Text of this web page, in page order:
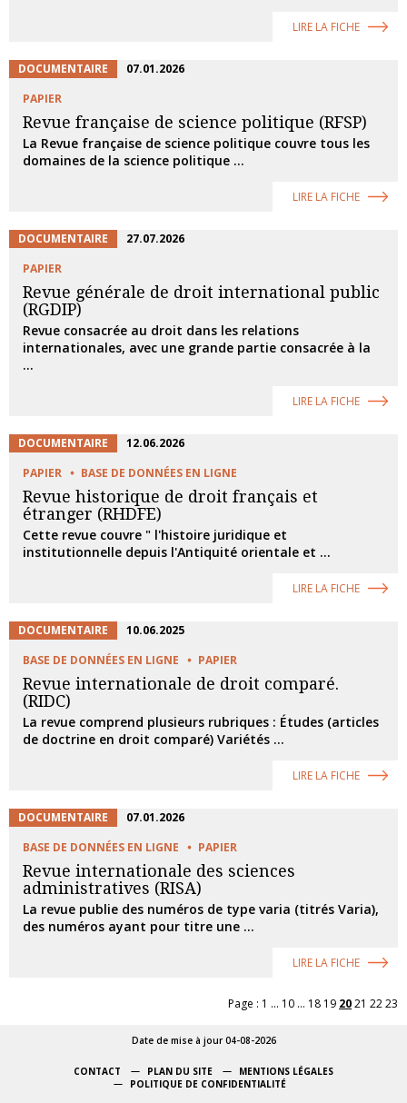
LIRE LA FICHE
DOCUMENTAIRE
07.01.2026
PAPIER
Revue française de science politique (RFSP)
La Revue française de science politique couvre tous les
domaines de la science politique ...
LIRE LA FICHE
DOCUMENTAIRE
27.07.2026
PAPIER
Revue générale de droit international public
(RGDIP)
Revue consacrée au droit dans les relations
internationales, avec une grande partie consacrée à la
...
LIRE LA FICHE
DOCUMENTAIRE
12.06.2026
PAPIER
BASE DE DONNÉES EN LIGNE
Revue historique de droit français et
étranger (RHDFE)
Cette revue couvre " l'histoire juridique et
institutionnelle depuis l'Antiquité orientale et ...
LIRE LA FICHE
DOCUMENTAIRE
10.06.2025
BASE DE DONNÉES EN LIGNE
PAPIER
Revue internationale de droit comparé.
(RIDC)
La revue comprend plusieurs rubriques : Études (articles
de doctrine en droit comparé) Variétés ...
LIRE LA FICHE
DOCUMENTAIRE
07.01.2026
BASE DE DONNÉES EN LIGNE
PAPIER
Revue internationale des sciences
administratives (RISA)
La revue publie des numéros de type varia (titrés Varia),
des numéros ayant pour titre une ...
LIRE LA FICHE
Page : 1 ... 10 ... 18 19 2021 2223
Date de mise à jour 04-08-2026
CONTACT PLAN DU SITE
MENTIONS LÉGALES
POLITIQUE DE CONFIDENTIALITÉ